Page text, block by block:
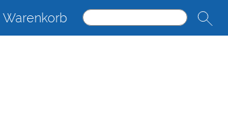
Warenkorb